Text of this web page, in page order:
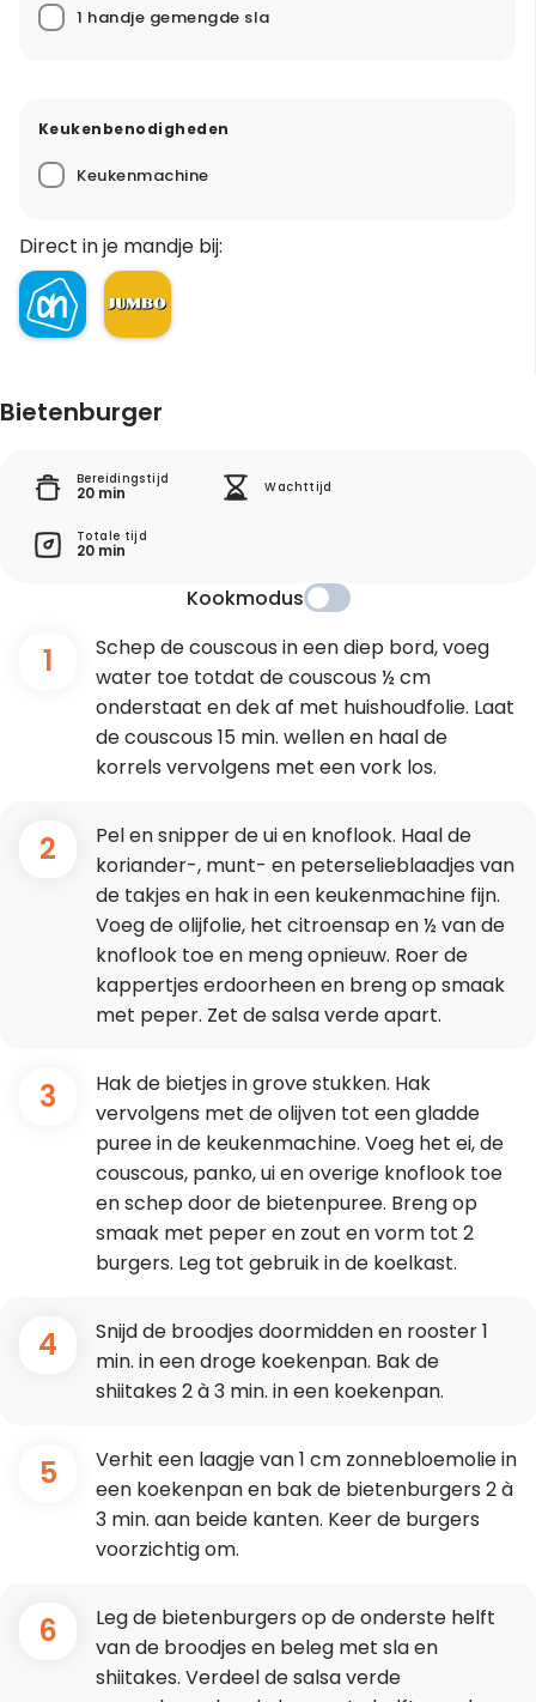
1 handje gemengde sla
Keukenbenodigheden
Keukenmachine
Direct in je mandje bij:
Bietenburger
Bereidingstijd
20 min Wachttijd
Totale tijd
20 min
Kookmodus
1
Schep de couscous in een diep bord, voeg
water toe totdat de couscous ½ cm
onderstaat en dek af met huishoudfolie. Laat
de couscous 15 min. wellen en haal de
korrels vervolgens met een vork los.
2
Pel en snipper de ui en knoflook. Haal de
koriander-, munt- en peterselieblaadjes van
de takjes en hak in een keukenmachine fijn.
Voeg de olijfolie, het citroensap en ½ van de
knoflook toe en meng opnieuw. Roer de
kappertjes erdoorheen en breng op smaak
met peper. Zet de salsa verde apart.
3
Hak de bietjes in grove stukken. Hak
vervolgens met de olijven tot een gladde
puree in de keukenmachine. Voeg het ei, de
couscous, panko, ui en overige knoflook toe
en schep door de bietenpuree. Breng op
smaak met peper en zout en vorm tot 2
burgers. Leg tot gebruik in de koelkast.
4
Snijd de broodjes doormidden en rooster 1
min. in een droge koekenpan. Bak de
shiitakes 2 à 3 min. in een koekenpan.
5
Verhit een laagje van 1 cm zonnebloemolie in
een koekenpan en bak de bietenburgers 2 à
3 min. aan beide kanten. Keer de burgers
voorzichtig om.
6
Leg de bietenburgers op de onderste helft
van de broodjes en beleg met sla en
shiitakes. Verdeel de salsa verde